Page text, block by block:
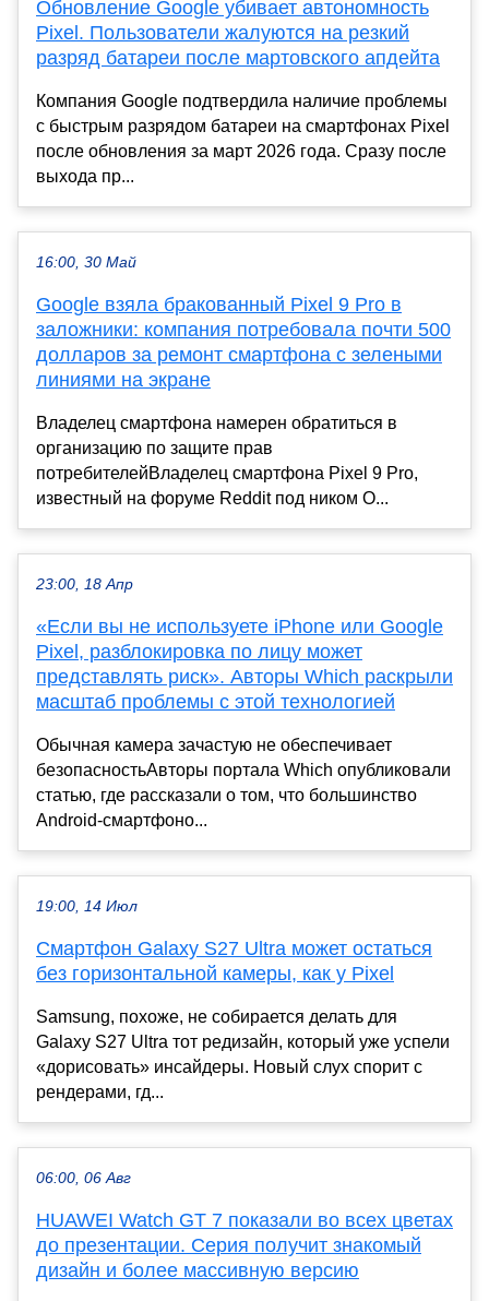
Обновление Google убивает автономность
Pixel. Пользователи жалуются на резкий
разряд батареи после мартовского апдейта
Компания Google подтвердила наличие проблемы
с быстрым разрядом батареи на смартфонах Pixel
после обновления за март 2026 года. Сразу после
выхода пр...
16:00, 30 Май
Google взяла бракованный Pixel 9 Pro в
заложники: компания потребовала почти 500
долларов за ремонт смартфона с зелеными
линиями на экране
Владелец смартфона намерен обратиться в
организацию по защите прав
потребителейВладелец смартфона Pixel 9 Pro,
известный на форуме Reddit под ником O...
23:00, 18 Апр
«Если вы не используете iPhone или Google
Pixel, разблокировка по лицу может
представлять риск». Авторы Which раскрыли
масштаб проблемы с этой технологией
Обычная камера зачастую не обеспечивает
безопасностьАвторы портала Which опубликовали
статью, где рассказали о том, что большинство
Android-смартфоно...
19:00, 14 Июл
Смартфон Galaxy S27 Ultra может остаться
без горизонтальной камеры, как у Pixel
Samsung, похоже, не собирается делать для
Galaxy S27 Ultra тот редизайн, который уже успели
«дорисовать» инсайдеры. Новый слух спорит с
рендерами, гд...
06:00, 06 Авг
HUAWEI Watch GT 7 показали во всех цветах
до презентации. Серия получит знакомый
дизайн и более массивную версию